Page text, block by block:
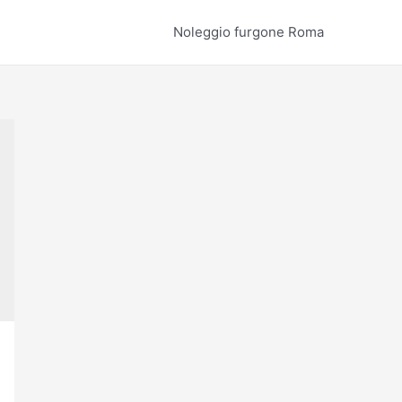
Noleggio furgone Roma